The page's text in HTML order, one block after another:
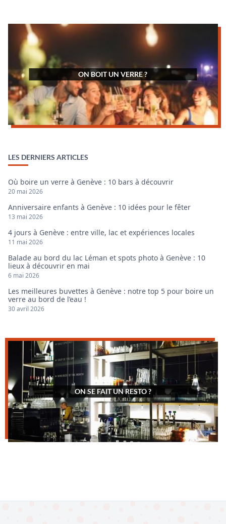
ON BOIT UN VERRE ?
LES DERNIERS ARTICLES
Où boire un verre à Genève : 10 bars à découvrir
20 mai 2026
Anniversaire enfants à Genève : 10 idées pour le fêter
13 mai 2026
4 jours à Genève : entre ville, lac et expériences locales
11 mai 2026
Balade au bord du lac Léman et spots photo à Genève : 10
lieux à découvrir en mai
6 mai 2026
Les meilleures buvettes à Genève : notre top 5 pour boire un
verre au bord de l’eau !
30 avril 2026
ON SE FAIT UN RESTO ?